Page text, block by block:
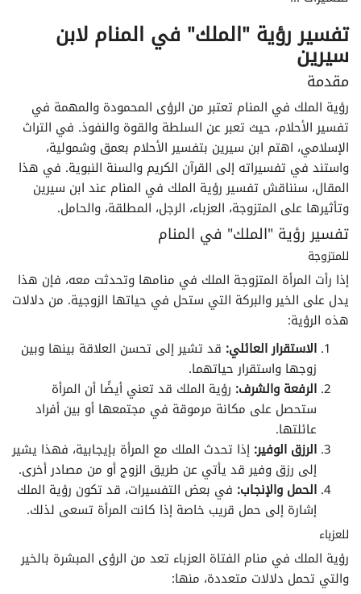
تفسير الأحلام لابن سيرين حرف الذال
تفسير الأحلام لابن سيرين حرف الراء
تفسير الأحلام لابن سيرين حرف الزاء
تفسير الأحلام لابن سيرين حرف السين
تفسير الأحلام لابن سيرين حرف الشين
تفسير الأحلام لابن سيرين حرف الصاد
تفسير الأحلام لابن سيرين حرف الضاد
تفسير الأحلام لابن سيرين حرف الطاء
تفسير الأحلام لابن سيرين حرف الظاء
تفسير الأحلام لابن سيرين حرف العين
تفسير الأحلام لابن سيرين حرف الغين
تفسير الأحلام لابن سيرين حرف الفاء
تفسير الأحلام لابن سيرين حرف القاف
تفسير الأحلام لابن سيرين حرف الكاف
تفسير الأحلام لابن سيرين حرف اللام
تفسير رؤية "الملك" في المنام لابن
سيرين
مقدمة
رؤية الملك في المنام تعتبر من الرؤى المحمودة والمهمة في
تفسير الأحلام، حيث تعبر عن السلطة والقوة والنفوذ. في التراث
الإسلامي، اهتم ابن سيرين بتفسير الأحلام بعمق وشمولية،
واستند في تفسيراته إلى القرآن الكريم والسنة النبوية. في هذا
المقال، سنناقش تفسير رؤية الملك في المنام عند ابن سيرين
وتأثيرها على المتزوجة، العزباء، الرجل، المطلقة، والحامل.
تفسير رؤية "الملك" في المنام
للمتزوجة
إذا رأت المرأة المتزوجة الملك في منامها وتحدثت معه، فإن هذا
يدل على الخير والبركة التي ستحل في حياتها الزوجية. من دلالات
هذه الرؤية:
الاستقرار العائلي: قد تشير إلى تحسن العلاقة بينها وبين
زوجها واستقرار حياتهما.
الرفعة والشرف: رؤية الملك قد تعني أيضًا أن المرأة
ستحصل على مكانة مرموقة في مجتمعها أو بين أفراد
عائلتها.
الرزق الوفير: إذا تحدث الملك مع المرأة بإيجابية، فهذا يشير
إلى رزق وفير قد يأتي عن طريق الزوج أو من مصادر أخرى.
الحمل والإنجاب: في بعض التفسيرات، قد تكون رؤية الملك
إشارة إلى حمل قريب خاصة إذا كانت المرأة تسعى لذلك.
للعزباء
رؤية الملك في منام الفتاة العزباء تعد من الرؤى المبشرة بالخير
والتي تحمل دلالات متعددة، منها: